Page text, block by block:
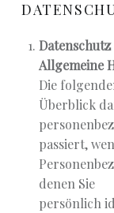
Allgemeine
Die
Überblick
passiert,
denen Sie
persönlich